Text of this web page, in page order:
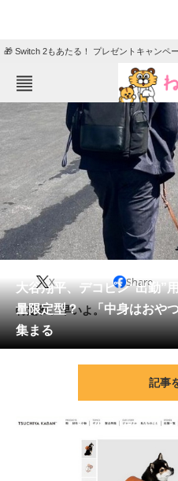
🎁 Switch 2もあたる！ プレゼントキャンペ
ねとらぼメニュー
TOP
エンタメ
グルメ
住まい
動物
会員記事
メディア
注目記事を集めた総合ページ
スマホと通信の最新トレンド
進化するPCとデバイスの未来
大谷翔平、デコピン“出勤”
量限定型？ 「中身はおや
集まる
X Share
特定班、早いよ。
記事